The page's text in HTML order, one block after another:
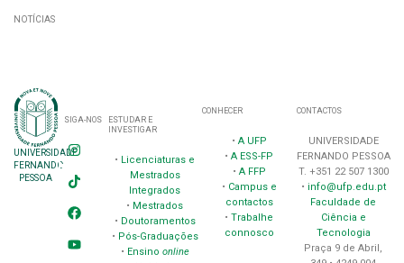
NOTÍCIAS
UNIVERSIDADE
FERNANDO
PESSOA
SIGA-NOS
ESTUDAR E
INVESTIGAR
• Licenciaturas e
Mestrados
Integrados
• Mestrados
• Doutoramentos
• Pós-Graduações
• Ensino online
CONHECER
• A UFP
•A ESS-FP
• A FFP
• Campus e
contactos
•Trabalhe
connosco
CONTACTOS
UNIVERSIDADE
FERNANDO PESSOA
T. +351 22 507 1300
• info@ufp.edu.pt
Faculdade de
Ciência e
Tecnologia
Praça 9 de Abril,